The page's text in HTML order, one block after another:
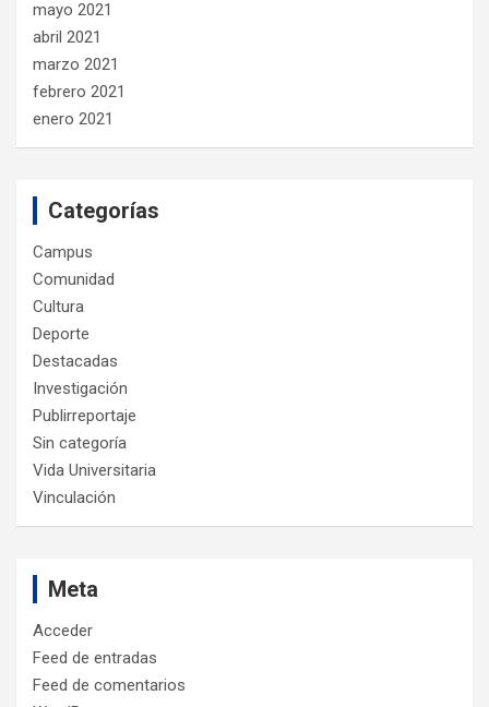
mayo 2021
abril 2021
marzo 2021
febrero 2021
enero 2021
Categorías
Campus
Comunidad
Cultura
Deporte
Destacadas
Investigación
Publirreportaje
Sin categoría
Vida Universitaria
Vinculación
Meta
Acceder
Feed de entradas
Feed de comentarios